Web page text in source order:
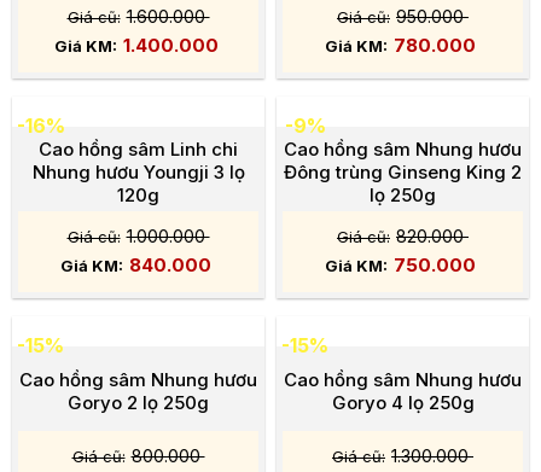
1.600.000
1.400.000
950.000
780.000
-16%
Cao hồng sâm Linh chi
Nhung hươu Youngji 3 lọ
120g
1.000.000
840.000
-9%
Cao hồng sâm Nhung hươu
Đông trùng Ginseng King 2
lọ 250g
820.000
750.000
-15%
Cao hồng sâm Nhung hươu
Goryo 2 lọ 250g
800.000
-15%
Cao hồng sâm Nhung hươu
Goryo 4 lọ 250g
1.300.000